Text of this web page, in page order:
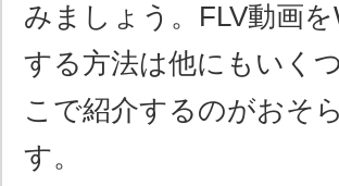
みましょう。FLV動画
する方法は他にもいく
こで紹介するのがおそ
す。